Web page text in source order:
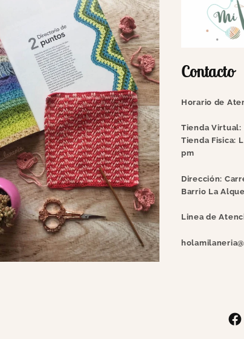
Contacto
Horario de
Tienda Virtual:
Tienda Fisica:
pm
Dirección:
Barrio La
Linea de